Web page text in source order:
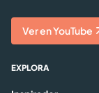
Ver en YouTube
EXPLORA